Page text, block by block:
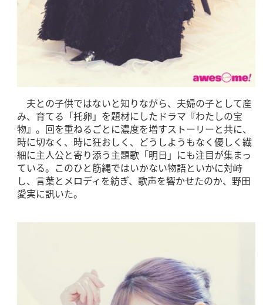
夫との子供ではないと知りながら、夫婦の子として産
み、育てる「托卵」を題材にしたドラマ『わたしの宝
物』。回を重ねるごとに濃度を増すストーリーと共に、
時に切なく、時に狂おしく、どうしようもなく優しく繊
細に主人公と寄り添う主題歌「明日」にも注目が集まっ
ている。このひと筋縄ではいかない物語といかに対峙
し、言葉とメロディを紡ぎ、歌声を響かせたのか、野田
愛実に訊いた。